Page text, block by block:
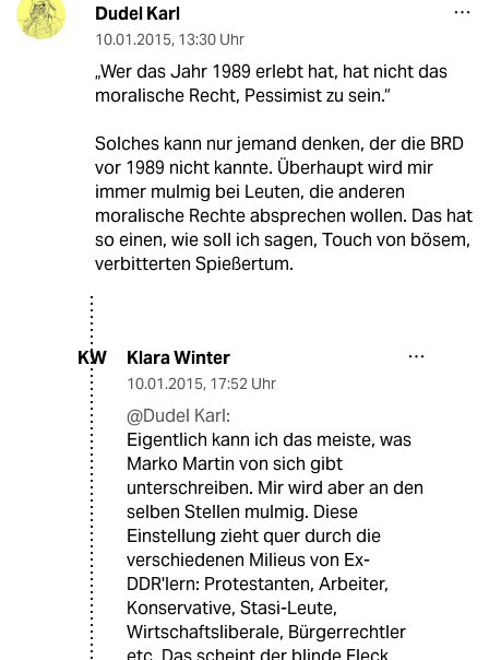
Dudel Karl
10.01.2015, 13:30 Uhr
„Wer das Jahr 1989 erlebt hat, hat nicht das
moralische Recht, Pessimist zu sein.“
Solches kann nur jemand denken, der die BRD
vor 1989 nicht kannte. Überhaupt wird mir
immer mulmig bei Leuten, die anderen
moralische Rechte absprechen wollen. Das hat
so einen, wie soll ich sagen, Touch von bösem,
verbitterten Spießertum.
KW Klara Winter
10.01.2015, 17:52 Uhr
@Dudel Karl:
Eigentlich kann ich das meiste, was
Marko Martin von sich gibt
unterschreiben. Mir wird aber an den
selben Stellen mulmig. Diese
Einstellung zieht quer durch die
verschiedenen Milieus von Ex-
DDR'lern: Protestanten, Arbeiter,
Konservative, Stasi-Leute,
Wirtschaftsliberale, Bürgerrechtler